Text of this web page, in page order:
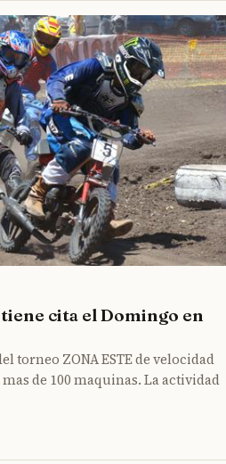
cita el Domingo en
torneo ZONA ESTE de velocidad
de 100 maquinas. La actividad